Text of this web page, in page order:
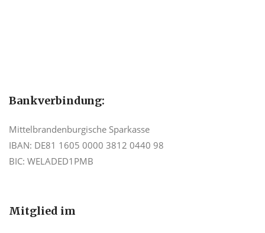
Bankverbindung:
Mittelbrandenburgische Sparkasse
IBAN: DE81 1605 0000 3812 0440 98
BIC: WELADED1PMB
Mitglied im